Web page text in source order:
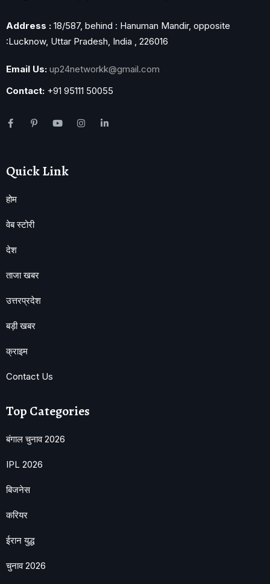
Address : 18/587, behind : Hanuman Mandir, opposite
:Lucknow, Uttar Pradesh, India , 226016
Email Us: up24networkk@gmail.com
Contact: +91 95111 50055
Quick Link
होम
वेब स्टोरी
देश
ताजा खबर
उत्तरप्रदेश
बड़ी खबर
क्राइम
Contact Us
Top Categories
बंगाल चुनाव 2026
IPL 2026
बिजनेस
करियर
ईरान युद्ध
चुनाव 2026